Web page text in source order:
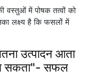
वस्तुओं में पोषक तत्वों को
लक्ष्य है कि फसलों में
उत्पादन आता
सकता"- सफल